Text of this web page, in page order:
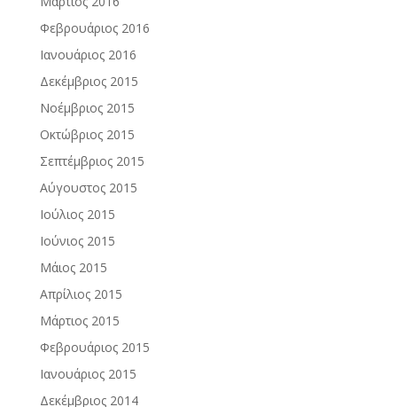
Φεβρουάριος 2016
Ιανουάριος 2016
Δεκέμβριος 2015
Νοέμβριος 2015
Οκτώβριος 2015
Σεπτέμβριος 2015
Αύγουστος 2015
Ιούλιος 2015
Ιούνιος 2015
Μάιος 2015
Απρίλιος 2015
Μάρτιος 2015
Φεβρουάριος 2015
Ιανουάριος 2015
Δεκέμβριος 2014